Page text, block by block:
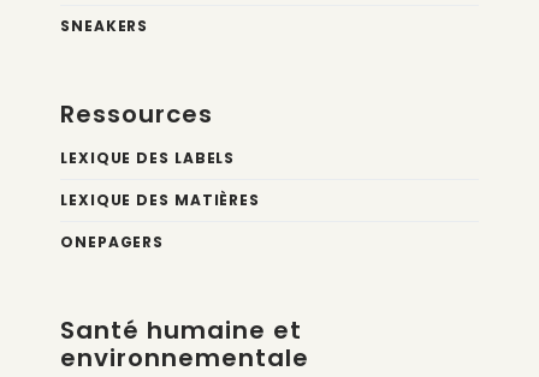
SNEAKERS
Ressources
LEXIQUE DES LABELS
LEXIQUE DES MATIÈRES
ONEPAGERS
Santé humaine et
environnementale